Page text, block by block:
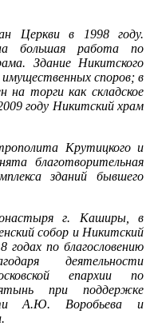
Церкви в 1998 году.
большая работа по
Здание Никитского
споров; в
на торги как складское
году Никитский храм
Крутицкого и
благотворительная
зданий бывшего
г. Каширы, в
собор и Никитский
годах по благословению
деятельности
епархии по
при поддержке
А.Ю. Воробьева и